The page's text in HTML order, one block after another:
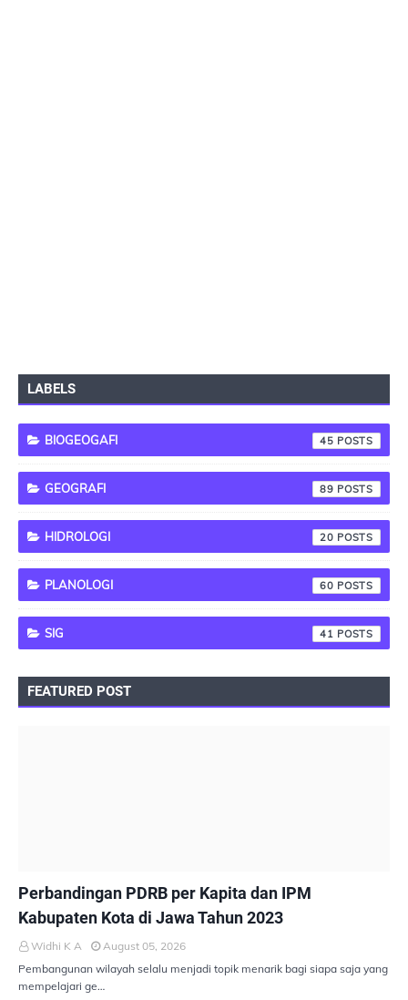
LABELS
BIOGEOGAFI 45
GEOGRAFI 89
HIDROLOGI 20
PLANOLOGI 60
SIG 41
FEATURED POST
Perbandingan PDRB per Kapita dan IPM
Kabupaten Kota di Jawa Tahun 2023
Widhi K A
August 05, 2026
Pembangunan wilayah selalu menjadi topik menarik bagi siapa saja yang
mempelajari ge…